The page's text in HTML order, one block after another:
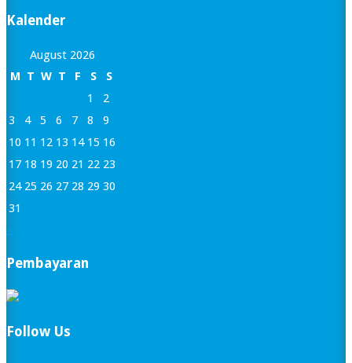
Kalender
August 2026
M T W T F S
S
1
2
3
4 5 6 7 8
9
10 11 12 13 14 15 16
17 18 19 20 21 22 23
24 25 26 27 28 29 30
31
« Jan
Pembayaran
Follow Us